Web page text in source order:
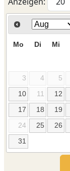
Mo Di Mi
3
4 5
10
11 12
17
18 19
24
25 26
31